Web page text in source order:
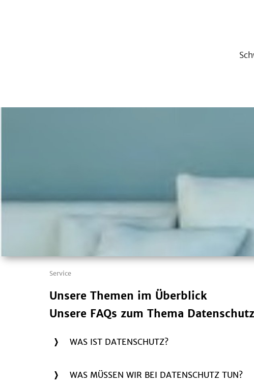
Service
Unsere Themen im Überblick
Unsere FAQs zum Thema Datenschutz
WAS IST DATENSCHUTZ?
WAS MÜSSEN WIR BEI DATENSCHUTZ TUN?